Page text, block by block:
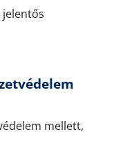
mellett,